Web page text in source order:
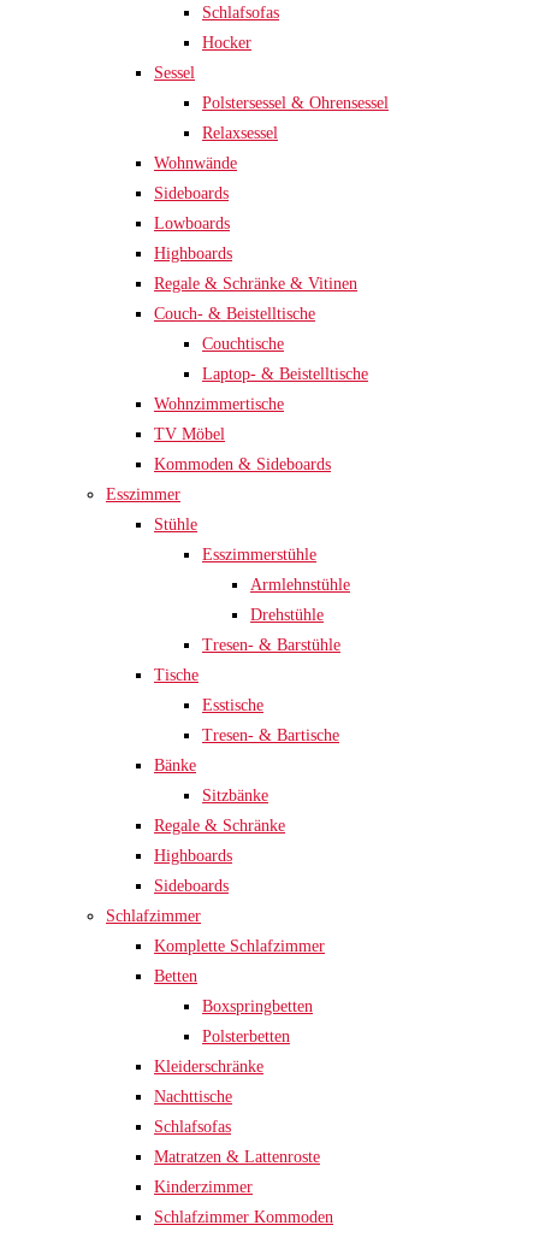
Schlafsofas
Hocker
Sessel
Polstersessel & Ohrensessel
Relaxsessel
Wohnwände
Sideboards
Lowboards
Highboards
Regale & Schränke & Vitinen
Couch- & Beistelltische
Couchtische
Laptop- & Beistelltische
Wohnzimmertische
TV Möbel
Kommoden & Sideboards
Esszimmer
Stühle
Esszimmerstühle
Armlehnstühle
Drehstühle
Tresen- & Barstühle
Tische
Esstische
Tresen- & Bartische
Bänke
Sitzbänke
Regale & Schränke
Highboards
Sideboards
Schlafzimmer
Komplette Schlafzimmer
Betten
Boxspringbetten
Polsterbetten
Kleiderschränke
Nachttische
Schlafsofas
Matratzen & Lattenroste
Kinderzimmer
Schlafzimmer Kommoden